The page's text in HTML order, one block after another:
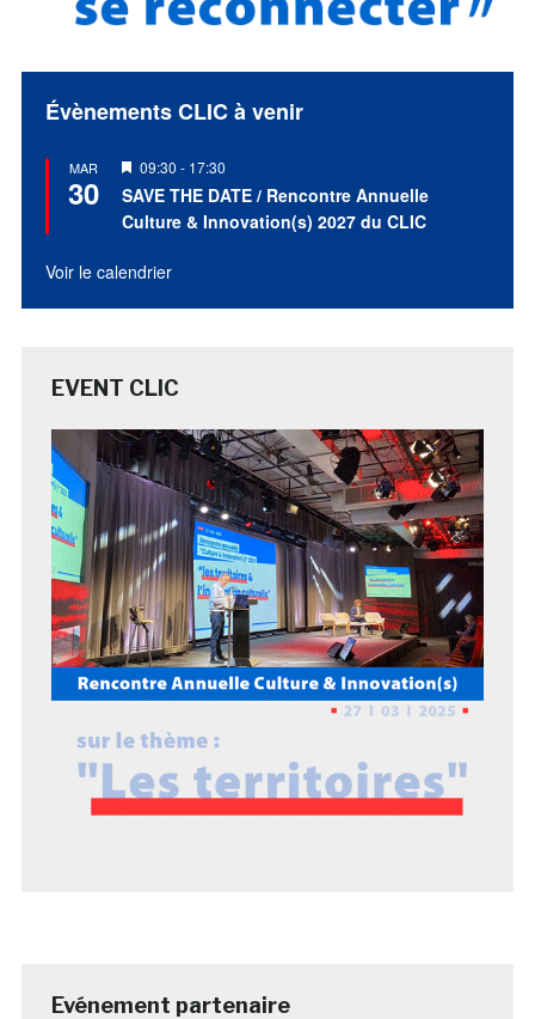
Évènements CLIC à venir
MAR
30
Mis
en
avant
09:30 - 17:30
SAVE THE DATE / Rencontre Annuelle
Culture & Innovation(s) 2027 du CLIC
Voir le calendrier
EVENT CLIC
Evénement partenaire